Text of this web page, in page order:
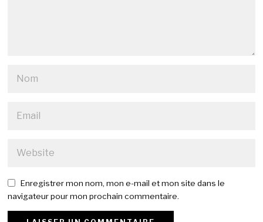
Enregistrer mon nom, mon e-mail et mon site dans le
navigateur pour mon prochain commentaire.